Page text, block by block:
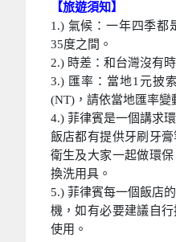
【旅遊須知】
1.) 氣候：一年四季都
35度之間。
2.) 時差：和台灣沒有時
3.) 匯率：當地1元披
(NT)，請依當地匯率變
4.) 菲律賓是一個講求
飯店都有提供牙刷牙
衛生及大家一起做環
換洗用具。
5.) 菲律賓每一個飯店
機，如有必要建議自
使用。